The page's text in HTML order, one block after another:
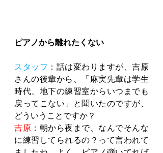
ピアノから離れたくない
スタッフ ：話は変わりますが、吉原
さんの後輩から、「麻実先輩は学生
時代、地下の練習室からいつまでも
戻ってこない」と聞いたのですが、
どういうことですか？
吉原 ：朝から夜まで、なんでそんな
に練習してられるの？って言われて